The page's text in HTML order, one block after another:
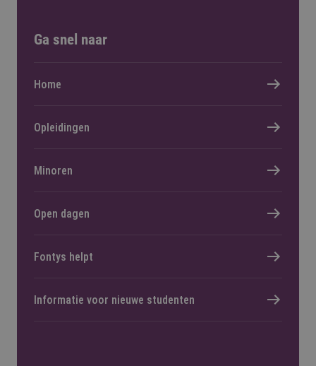
Ga snel naar
Home
Opleidingen
Minoren
Open dagen
Fontys helpt
Informatie voor nieuwe studenten